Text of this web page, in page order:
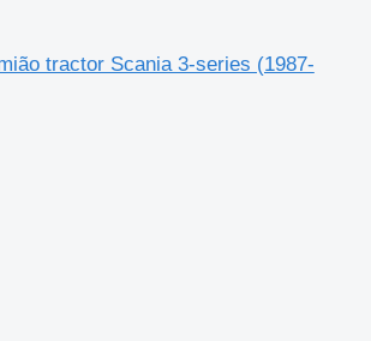
tractor Scania 3-series (1987-